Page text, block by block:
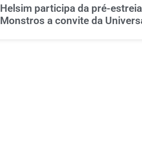
Helsim participa da pré-
Monstros a convite da